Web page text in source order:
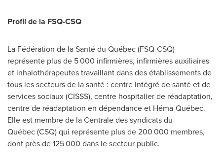
Profil de la FSQ-CSQ
La Fédération de la Santé du Québec (FSQ-CSQ)
représente plus de 5 000 infirmières, infirmières auxiliaires
et inhalothérapeutes travaillant dans des établissements de
tous les secteurs de la santé : centre intégré de santé et de
services sociaux (CISSS), centre hospitalier de réadaptation,
centre de réadaptation en dépendance et Héma-Québec.
Elle est membre de la Centrale des syndicats du
Québec (CSQ) qui représente plus de 200 000 membres,
dont près de 125 000 dans le secteur public.